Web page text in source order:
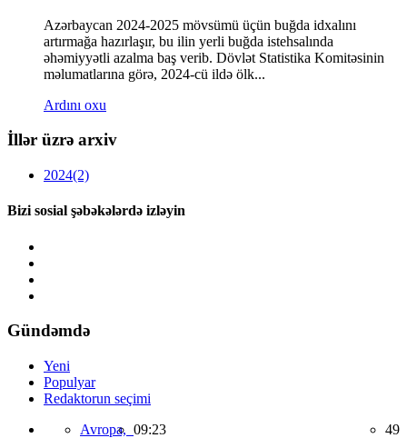
Azərbaycan 2024-2025 mövsümü üçün buğda idxalını
artırmağa hazırlaşır, bu ilin yerli buğda istehsalında
əhəmiyyətli azalma baş verib. Dövlət Statistika Komitəsinin
məlumatlarına görə, 2024-cü ildə ölk...
Ardını oxu
İllər üzrə arxiv
2024(2)
Bizi sosial şəbəkələrdə izləyin
Gündəmdə
Yeni
Populyar
Redaktorun seçimi
Avropa, 09:23 49